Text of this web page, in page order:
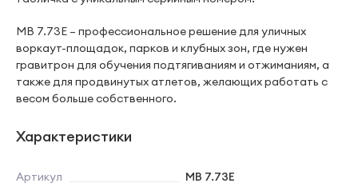
MB 7.73E – профессиональное решение для уличных
воркаут-площадок, парков и клубных зон, где нужен
гравитрон для обучения подтягиваниям и отжиманиям, а
также для продвинутых атлетов, желающих работать с
весом больше собственного.
Характеристики
Артикул
MB 7.73E